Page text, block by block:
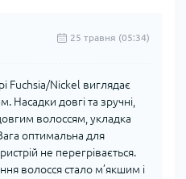
25 травня (05:34)
Fuchsia/Nickel виглядає
Насадки довгі та зручні,
волоссям, укладка
оптимальна для
не перегрівається.
волосся стало м’якшим і